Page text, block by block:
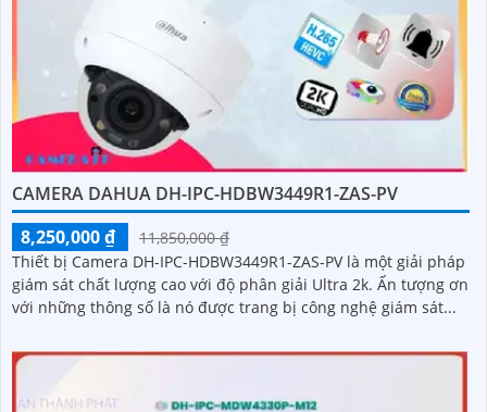
CAMERA DAHUA DH-IPC-HDBW3449R1-ZAS-PV
8,250,000 ₫
11,850,000 ₫
Thiết bị Camera DH-IPC-HDBW3449R1-ZAS-PV là một giải pháp
giám sát chất lượng cao với độ phân giải Ultra 2k. Ấn tượng ơn
với những thông số là nó được trang bị công nghệ giám sát...